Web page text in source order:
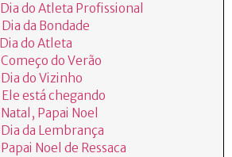
Dia do Atleta Profissional
Dia da Bondade
Dia do Atleta
Começo do Verão
Dia do Vizinho
Ele está chegando
Natal, Papai Noel
Dia da Lembrança
Papai Noel de Ressaca